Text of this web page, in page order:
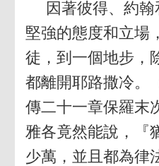
因著彼得、約
堅強的態度和立場
徒，到一個地步，
都離開耶路撒冷。
傳二十一章保羅末
雅各竟然能說，『
少萬，並且都為律